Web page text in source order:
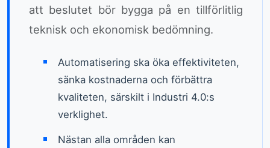
att beslutet bör bygga på en tillförlitlig
teknisk och ekonomisk bedömning.
Automatisering ska öka effektiviteten,
sänka kostnaderna och förbättra
kvaliteten, särskilt i Industri 4.0:s
verklighet.
Nästan alla områden kan